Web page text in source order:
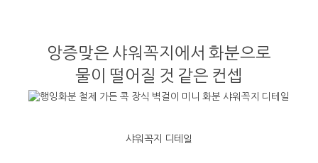
앙증맞은 샤워꼭지에서 화분으로
물이 떨어질 것 같은 컨셉
샤워꼭지 디테일